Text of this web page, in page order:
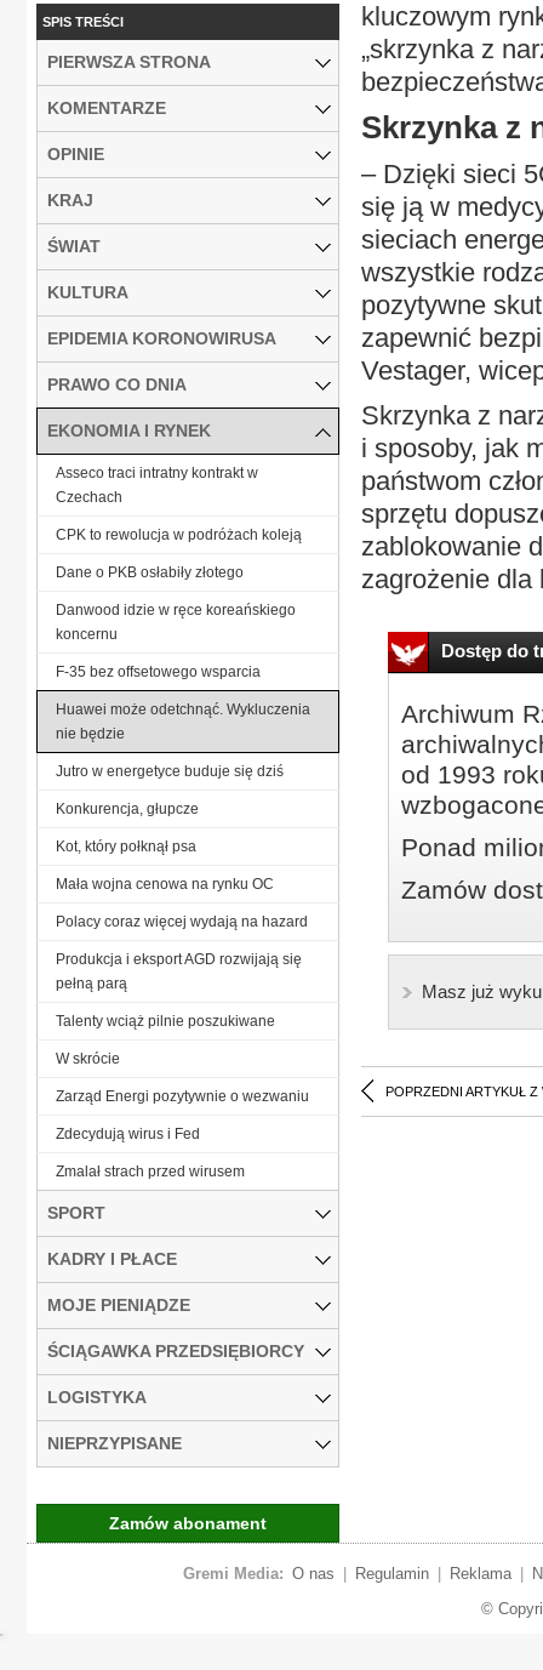
kluczowym
„skrzynka z
Skrzynka z
– Dzięki sieci
się ją w
sieciach
wszystkie
pozytywne
zapewnić
Vestager,
Skrzynka z
i sposoby, jak
państwom
sprzętu
zablokowanie
zagrożenie dla
Dostęp do
Archiwum
od 1993
Ponad
Zamów
Masz już
POPRZEDNI ARTYKUŁ Z
SPIS TREŚCI
PIERWSZA STRONA
KOMENTARZE
OPINIE
KRAJ
ŚWIAT
KULTURA
EPIDEMIA KORONOWIRUSA
PRAWO CO DNIA
EKONOMIA I RYNEK
Asseco traci intratny kontrakt w
Czechach
CPK to rewolucja w podróżach koleją
Dane o PKB osłabiły złotego
Danwood idzie w ręce koreańskiego
koncernu
F-35 bez offsetowego wsparcia
Huawei może odetchnąć. Wykluczenia
nie będzie
Jutro w energetyce buduje się dziś
Konkurencja, głupcze
Kot, który połknął psa
Mała wojna cenowa na rynku OC
Polacy coraz więcej wydają na hazard
Produkcja i eksport AGD rozwijają się
pełną parą
Talenty wciąż pilnie poszukiwane
W skrócie
Zarząd Energi pozytywnie o wezwaniu
Zdecydują wirus i Fed
Zmalał strach przed wirusem
SPORT
KADRY I PŁACE
MOJE PIENIĄDZE
ŚCIĄGAWKA PRZEDSIĘBIORCY
LOGISTYKA
NIEPRZYPISANE
Zamów abonament
Gremi Media: O nas Regulamin Reklama
©